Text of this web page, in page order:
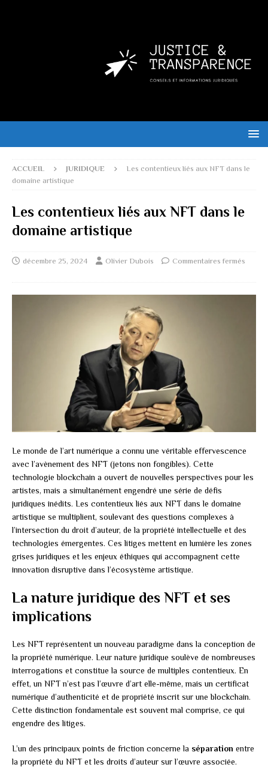
ACCUEIL JURIDIQUE
Les contentieux liés aux NFT dans le
domaine artistique
Les contentieux liés aux NFT dans le
domaine artistique
décembre 25, 2024 Olivier Dubois Commentaires fermés
Le monde de l’art numérique a connu une véritable effervescence
avec l’avènement des NFT (jetons non fongibles). Cette
technologie blockchain a ouvert de nouvelles perspectives pour les
artistes, mais a simultanément engendré une série de défis
juridiques inédits. Les contentieux liés aux NFT dans le domaine
artistique se multiplient, soulevant des questions complexes à
l’intersection du droit d’auteur, de la propriété intellectuelle et des
technologies émergentes. Ces litiges mettent en lumière les zones
grises juridiques et les enjeux éthiques qui accompagnent cette
innovation disruptive dans l’écosystème artistique.
La nature juridique des NFT et ses
implications
Les NFT représentent un nouveau paradigme dans la conception de
la propriété numérique. Leur nature juridique soulève de nombreuses
interrogations et constitue la source de multiples contentieux. En
effet, un NFT n’est pas l’œuvre d’art elle-même, mais un certificat
numérique d’authenticité et de propriété inscrit sur une blockchain.
Cette distinction fondamentale est souvent mal comprise, ce qui
engendre des litiges.
L’un des principaux points de friction concerne la séparation entre
la propriété du NFT et les droits d’auteur sur l’œuvre associée.